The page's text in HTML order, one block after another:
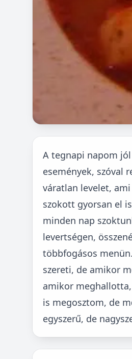
A tegnapi napom
események, szóval
váratlan levelet,
szokott gyorsan el
minden nap
levertségen,
többfogásos
szereti, de amikor
amikor
is megosztom, de
egyszerű, de